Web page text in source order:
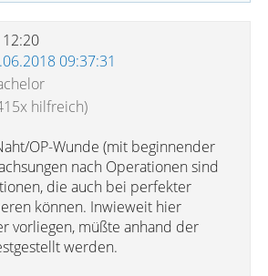
09:37:31
hilfreich)
OP-Wunde (mit beginnender
nach Operationen sind
die auch bei perfekter
können. Inwieweit hier
vorliegen, müßte anhand der
werden.